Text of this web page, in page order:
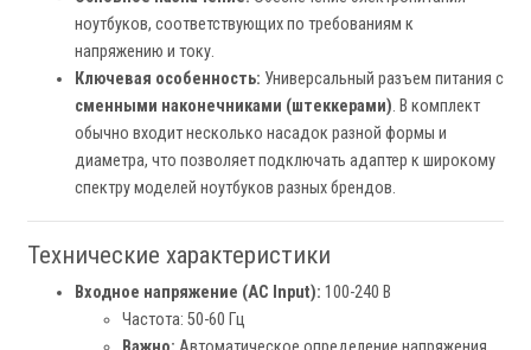
ноутбуков, соответствующих по требованиям к
напряжению и току.
Ключевая особенность: Универсальный разъем питания с
сменными наконечниками (штеккерами). В комплект
обычно входит несколько насадок разной формы и
диаметра, что позволяет подключать адаптер к широкому
спектру моделей ноутбуков разных брендов.
Технические характеристики
Входное напряжение (AC Input): 100-240 В
Частота: 50-60 Гц